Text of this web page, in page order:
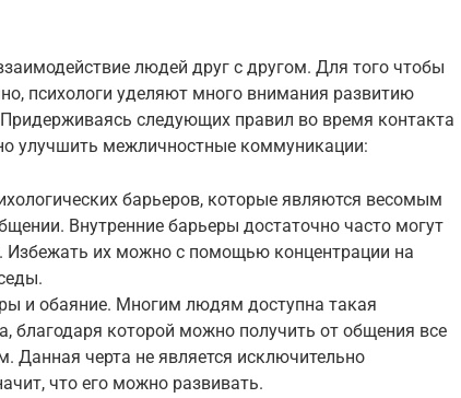
людей друг с другом. Для того чтобы
психологи уделяют много внимания развитию
следующих правил во время контакта
улучшить межличностные коммуникации:
барьеров, которые являются весомым
Внутренние барьеры достаточно часто могут
Избежать их можно с помощью концентрации на
и обаяние. Многим людям доступна такая
благодаря которой можно получить от общения все
Данная черта не является исключительно
что его можно развивать.